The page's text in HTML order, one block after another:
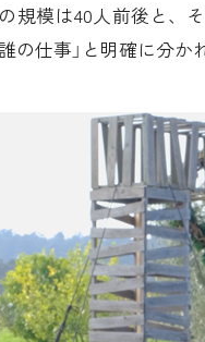
規模は40人前後と、
の仕事」と明確に分か